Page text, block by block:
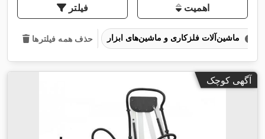
فیلتر اهمیت
حذف همه فیلترها
آگهی کوچک